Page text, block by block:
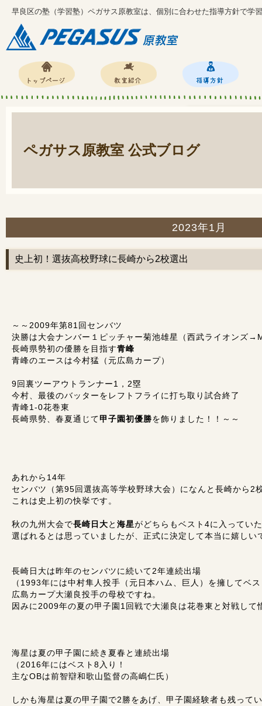
早良区の塾（学習塾）ペガサス原教室は、個別に合わせた指導方針で学
ペガサス原教室 公式ブログ
2023年1月
史上初！選抜高校野球に長崎から2校選出
～～2009年第81回センバツ
決勝は大会ナンバー１ピッチャー菊池雄星（西武ライオンズ
長崎県勢初の優勝を目指す青峰
青峰のエースは今村猛（元広島カープ）
9回裏ツーアウトランナー1，2塁
今村、最後のバッターをレフトフライに打ち取り試合終了
青峰1-0花巻東
長崎県勢、春夏通じて甲子園初優勝を飾りました！！～～
あれから14年
センバツ（第95回選抜高等学校野球大会）になんと長崎から2
これは史上初の快挙です。
秋の九州大会で長崎日大と 海星がどちらもベスト4に入ってい
選ばれるとは思っていましたが、正式に決定して本当に嬉しい
長崎日大は昨年のセンバツに続いて2年連続出場
（1993年には中村隼人投手（元日本ハム、巨人）を擁してベ
広島カープ大瀬良投手の母校ですね。
因みに2009年の夏の甲子園1回戦で大瀬良は花巻東と対戦して
海星は夏の甲子園に続き夏春と連続出場
（2016年にはベスト8入り！
主なOBは前智辯和歌山監督の高嶋仁氏）
しかも海星は夏の甲子園で2勝をあげ、甲子園経験者も残って